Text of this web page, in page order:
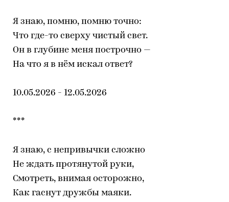
Я знаю, помню, помню точно:
Что где-то сверху чистый свет.
Он в глубине меня построчно —
На что я в нём искал ответ?
10.05.2026 - 12.05.2026
***
Я знаю, с непривычки сложно
Не ждать протянутой руки,
Смотреть, внимая осторожно,
Как гаснут дружбы маяки.